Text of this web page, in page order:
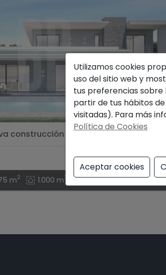
construcción con vistas al mar...
Ref.
m2 1.000 m2 3 3
Utilizamos cookies
uso del sitio web y
tus preferencias sobre
partir de tus hábitos
visitadas). Para más
Política de Cookies
Aceptar cookies